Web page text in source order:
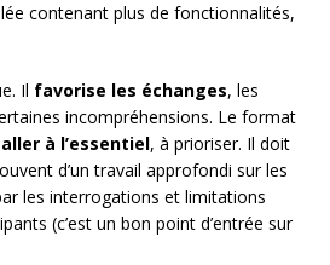
contenant plus de fonctionnalités,
Il favorise les échanges, les
incompréhensions. Le format
aller à l’essentiel, à prioriser. Il doit
d’un travail approfondi sur les
les interrogations et limitations
(c’est un bon point d’entrée sur